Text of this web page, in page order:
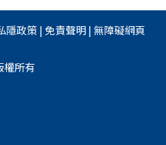
隱政策|免責聲明|無障礙網頁
權所有